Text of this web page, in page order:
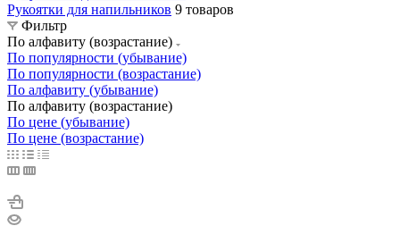
Рукоятки для напильников 9 товаров
Фильтр
По алфавиту (возрастание)
По популярности (убывание)
По популярности (возрастание)
По алфавиту (убывание)
По алфавиту (возрастание)
По цене (убывание)
По цене (возрастание)